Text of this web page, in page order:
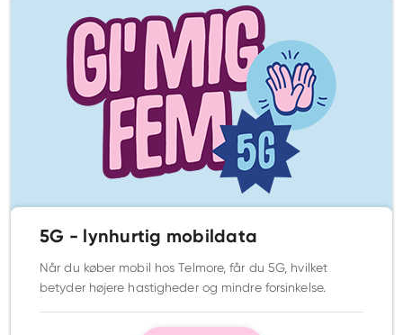
5G - lynhurtig mobildata
Når du køber mobil hos Telmore, får du 5G, hvilket
betyder højere hastigheder og mindre forsinkelse.